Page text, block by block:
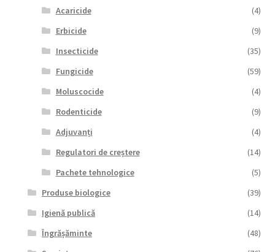
Acaricide
(4)
Erbicide
(9)
Insecticide
(35)
Fungicide
(59)
Moluscocide
(4)
Rodenticide
(9)
Adjuvanți
(4)
Regulatori de creștere
(14)
Pachete tehnologice
(5)
Produse biologice
(39)
Igienă publică
(14)
Îngrășăminte
(48)